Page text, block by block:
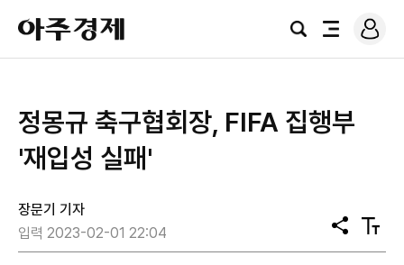
아
주
경
검
전
로
그
정몽규 축구협회장, FIFA 집행부
'재입성 실패'
장문기 기자
입력 2023-02-01 22:04
공
유
텍
스